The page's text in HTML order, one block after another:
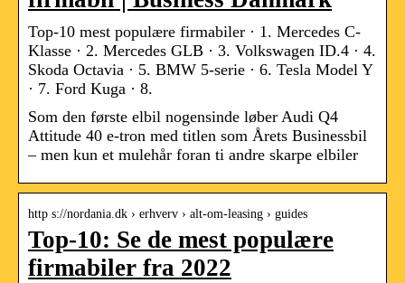
Top-10 mest populære firmabiler · 1. Mercedes C-
Klasse · 2. Mercedes GLB · 3. Volkswagen ID.4 · 4.
Skoda Octavia · 5. BMW 5-serie · 6. Tesla Model Y
· 7. Ford Kuga · 8.
Som den første elbil nogensinde løber Audi Q4
Attitude 40 e-tron med titlen som Årets Businessbil
– men kun et mulehår foran ti andre skarpe elbiler
http s://nordania.dk › erhverv › alt-om-leasing › guides
Top-10: Se de mest populære
firmabiler fra 2022